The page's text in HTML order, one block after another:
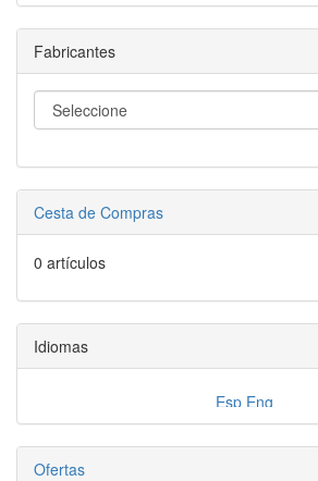
Fabricantes
Cesta de Compras
0 artículos
Idiomas
Ofertas